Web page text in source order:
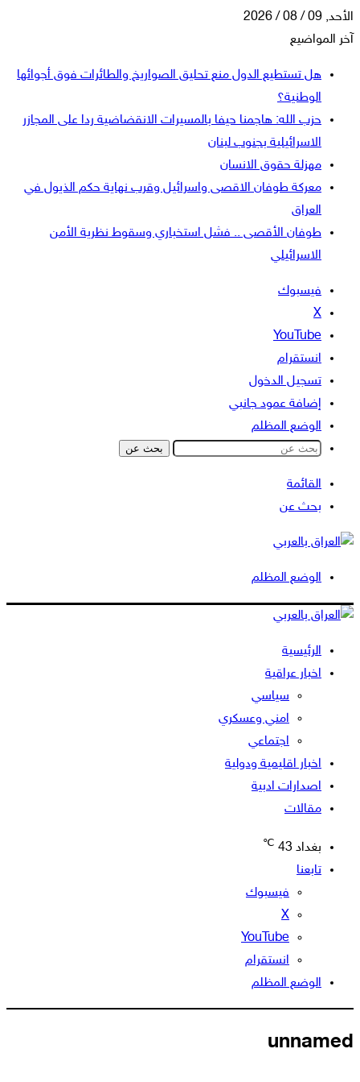
الأحد, 09 / 08 / 2026
آخر المواضيع
هل تستطيع الدول منع تحليق الصواريخ والطائرات فوق أجوائها
الوطنية؟
حزب الله: هاجمنا حيفا بالمسيرات الانقضاضية ردا على المجازر
الاسرائيلية بجنوب لبنان
مهزلة حقوق الانسان
معركة طوفان الاقصى واسرائيل وقرب نهاية حكم الذيول في
العراق
طوفان الأقصى .. فشل استخباري وسقوط نظرية الأمن
الاسرائيلي
فيسبوك
‫X
‫YouTube
انستقرام
تسجيل الدخول
إضافة عمود جانبي
الوضع المظلم
بحث عن
القائمة
بحث عن
الوضع المظلم
الرئيسية
اخبار عراقية
سياسي
امني وعسكري
اجتماعي
اخبار اقليمية ودولية
اصدارات ادبية
مقالات
بغداد 43
℃
تابعنا
فيسبوك
‫X
‫YouTube
انستقرام
الوضع المظلم
unnamed